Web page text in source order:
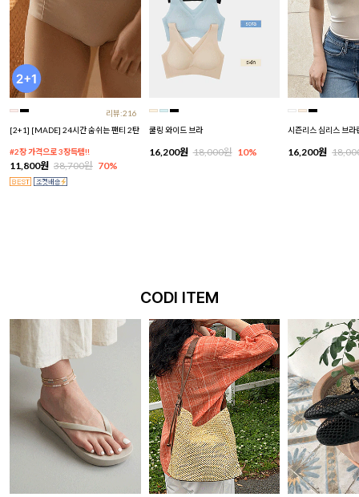
리뷰:216
[2+1] [MADE] 24시간 숨쉬는 팬티 2탄
#2장 가격으로 3장득템!!
11,800원 38,700원 70%
쿨링 와이드 브라
16,200원 18,000원 10%
시즌리스 심리스 브라
16,200원
CODI ITEM